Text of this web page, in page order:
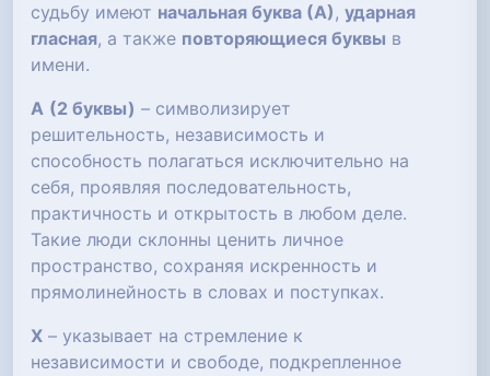
судьбу имеют начальная буква (А), ударная
гласная, а также повторяющиеся буквы в
имени.
А (2 буквы) – символизирует
решительность, независимость и
способность полагаться исключительно на
себя, проявляя последовательность,
практичность и открытость в любом деле.
Такие люди склонны ценить личное
пространство, сохраняя искренность и
прямолинейность в словах и поступках.
Х – указывает на стремление к
независимости и свободе, подкрепленное